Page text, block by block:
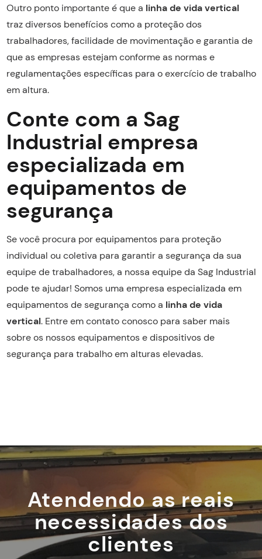
Outro ponto importante é que a linha de vida vertical
traz diversos benefícios como a proteção dos
trabalhadores, facilidade de movimentação e garantia de
que as empresas estejam conforme as normas e
regulamentações específicas para o exercício de trabalho
em altura.
Conte com a Sag
Industrial empresa
especializada em
equipamentos de
segurança
Se você procura por equipamentos para proteção
individual ou coletiva para garantir a segurança da sua
equipe de trabalhadores, a nossa equipe da Sag Industrial
pode te ajudar! Somos uma empresa especializada em
equipamentos de segurança como a linha de vida
vertical. Entre em contato conosco para saber mais
sobre os nossos equipamentos e dispositivos de
segurança para trabalho em alturas elevadas.
Atendendo as reais
necessidades dos
clientes